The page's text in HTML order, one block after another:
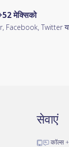
मेक्सिको
Facebook, Twitter
सेवाएं
कॉल्स